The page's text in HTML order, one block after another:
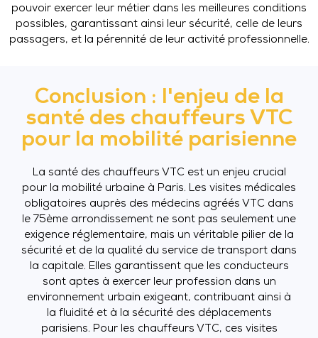
pouvoir exercer leur métier dans les meilleures conditions
possibles, garantissant ainsi leur sécurité, celle de leurs
passagers, et la pérennité de leur activité professionnelle.
Conclusion : l'enjeu de la
santé des chauffeurs VTC
pour la mobilité parisienne
La santé des chauffeurs VTC est un enjeu crucial
pour la mobilité urbaine à Paris. Les visites médicales
obligatoires auprès des médecins agréés VTC dans
le 75ème arrondissement ne sont pas seulement une
exigence réglementaire, mais un véritable pilier de la
sécurité et de la qualité du service de transport dans
la capitale. Elles garantissent que les conducteurs
sont aptes à exercer leur profession dans un
environnement urbain exigeant, contribuant ainsi à
la fluidité et à la sécurité des déplacements
parisiens. Pour les chauffeurs VTC, ces visites